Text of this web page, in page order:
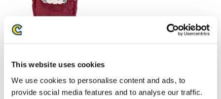
This website uses cookies
We use cookies to personalise content and ads, to
provide social media features and to analyse our traffic.
くるみたぴぬいポーチ 逆転裁判
4,620円